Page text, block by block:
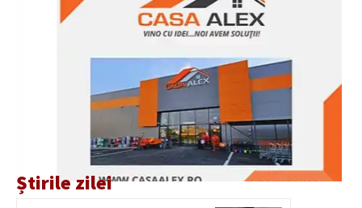
Știrile zilei